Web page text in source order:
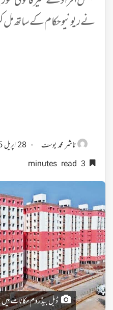
نے ریونیو حکام کے ساتھ
ناشرمحمد یوسف
28 اپریل 2025 - 14:02
ڈبل بیڈروم مکانات میں